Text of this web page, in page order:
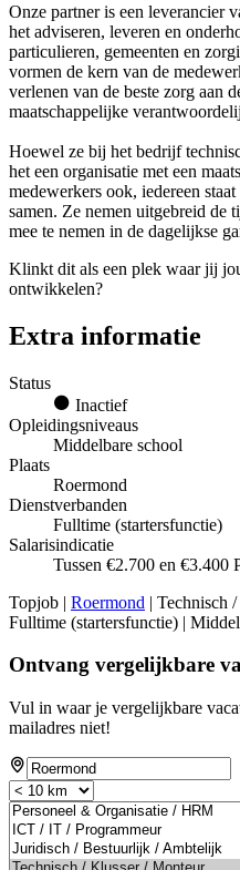
Onze partner is een leverancier
het adviseren, leveren en
particulieren, gemeenten en
vormen de kern van de
verlenen van de beste zorg aan
maatschappelijke
Hoewel ze bij het bedrijf
het een organisatie met een
medewerkers ook, iedereen
samen. Ze nemen uitgebreid de
mee te nemen in de dagelijkse
Klinkt dit als een plek waar jij
ontwikkelen?
Extra informatie
Status
Inactief
Opleidingsniveaus
Middelbare school
Plaats
Roermond
Dienstverbanden
Fulltime (startersfunctie)
Salarisindicatie
Tussen €2.700 en €3.400
Topjob | Roermond | Technisch
Fulltime (startersfunctie) |
Ontvang vergelijkbare
Vul in waar je vergelijkbare
mailadres niet!